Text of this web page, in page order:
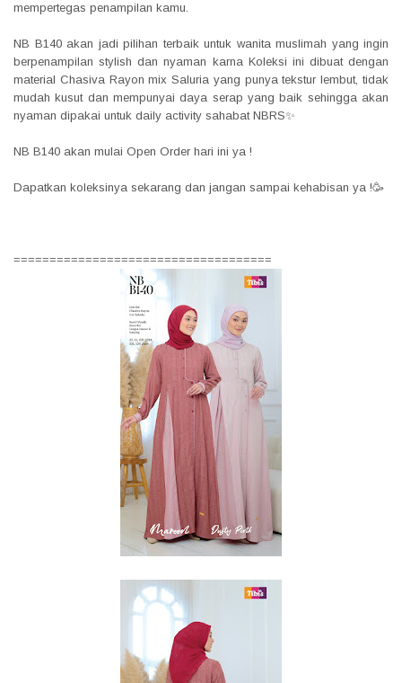
mempertegas penampilan kamu.
NB B140 akan jadi pilihan terbaik untuk wanita muslimah yang ingin
berpenampilan stylish dan nyaman karna Koleksi ini dibuat dengan
material Chasiva Rayon mix Saluria yang punya tekstur lembut, tidak
mudah kusut dan mempunyai daya serap yang baik sehingga akan
nyaman dipakai untuk daily activity sahabat NBRS✨
NB B140 akan mulai Open Order hari ini ya !
Dapatkan koleksinya sekarang dan jangan sampai kehabisan ya !🥳
====================================